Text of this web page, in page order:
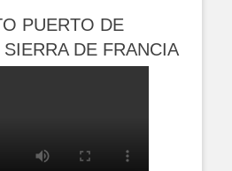
PUERTO DE
DE FRANCIA